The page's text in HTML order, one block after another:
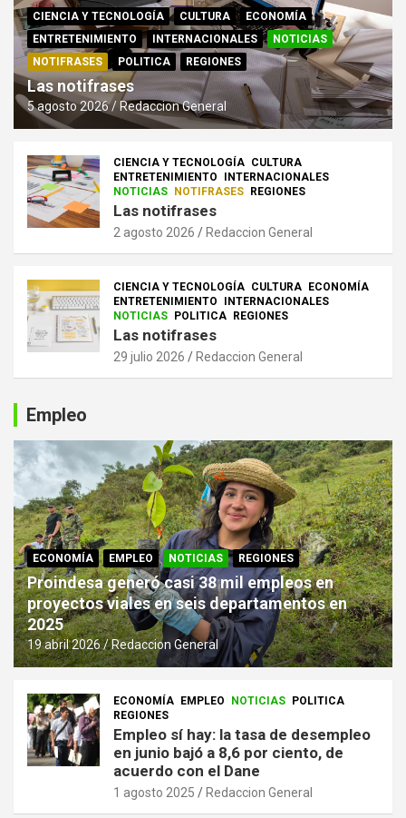
CIENCIA Y TECNOLOGÍA CULTURA
ECONOMÍA
ENTRETENIMIENTO
INTERNACIONALES
NOTICIAS
NOTIFRASES
POLITICA REGIONES
Las notifrases
5 agosto 2026 Redaccion General
CIENCIA Y TECNOLOGÍA CULTURA
ENTRETENIMIENTO
INTERNACIONALES
NOTICIAS NOTIFRASES REGIONES
Las notifrases
2 agosto 2026 Redaccion General
CIENCIA Y TECNOLOGÍA CULTURA ECONOMÍA
ENTRETENIMIENTO
INTERNACIONALES
NOTICIAS POLITICA REGIONES
Las notifrases
29 julio 2026 Redaccion General
Empleo
ECONOMÍA EMPLEO NOTICIAS REGIONES
Proindesa generó casi 38 mil empleos en
proyectos viales en seis departamentos en
2025
19 abril 2026 Redaccion General
ECONOMÍA EMPLEO NOTICIAS
POLITICA
REGIONES
Empleo sí hay: la tasa de desempleo
en junio bajó a 8,6 por ciento, de
acuerdo con el Dane
1 agosto 2025 Redaccion General